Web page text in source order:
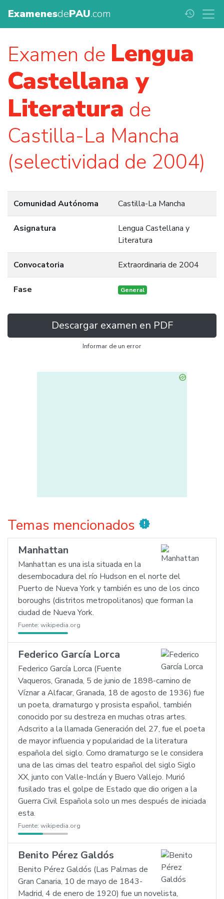
ExamenesdePAU.com history
Examen de Lengua
Castellana y
Literatura de
Castilla-La Mancha
(selectividad de 2004)
Comunidad Autónoma Castilla-La Mancha
Asignatura
Lengua Castellana y
Literatura
Convocatoria Extraordinaria de 2004
Fase General
Descargar examen en PDF
Informar de un error
Temas mencionados new_releases
Manhattan
Manhattan es una isla situada en la
desembocadura del río Hudson en el norte del
Puerto de Nueva York y también es uno de los cinco
boroughs (distritos metropolitanos) que forman la
ciudad de Nueva York.
Fuente: wikipedia.org
Federico García Lorca
Federico García Lorca (Fuente
Vaqueros, Granada, 5 de junio de 1898-camino de
Víznar a Alfacar, Granada, 18 de agosto de 1936) fue
un poeta, dramaturgo y prosista español, también
conocido por su destreza en muchas otras artes.
Adscrito a la llamada Generación del 27, fue el poeta
de mayor influencia y popularidad de la literatura
española del siglo. Como dramaturgo se le considera
una de las cimas del teatro español del siglo Siglo
XX, junto con Valle-Inclán y Buero Vallejo. Murió
fusilado tras el golpe de Estado que dio origen a la
Guerra Civil Española solo un mes después de iniciada
esta.
Fuente: wikipedia.org
Benito Pérez Galdós
Benito Pérez Galdós (Las Palmas de
Gran Canaria, 10 de mayo de 1843-
Madrid, 4 de enero de 1920) fue un novelista,